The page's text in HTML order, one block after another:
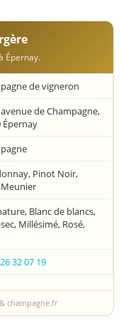
Épernay.
de vigneron
de Champagne,
Épernay
Pinot Noir,
Blanc de blancs,
Millésimé, Rosé,
32 07 19
champagne.fr